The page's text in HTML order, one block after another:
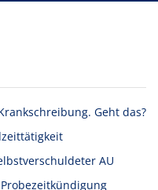
Geht das?
AU